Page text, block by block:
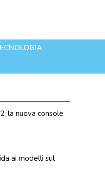
la nuova console
ai modelli sul